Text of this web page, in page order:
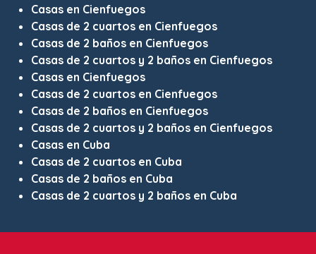
Casas en Cienfuegos
Casas de 2 cuartos en Cienfuegos
Casas de 2 baños en Cienfuegos
Casas de 2 cuartos y 2 baños en Cienfuegos
Casas en Cienfuegos
Casas de 2 cuartos en Cienfuegos
Casas de 2 baños en Cienfuegos
Casas de 2 cuartos y 2 baños en Cienfuegos
Casas en Cuba
Casas de 2 cuartos en Cuba
Casas de 2 baños en Cuba
Casas de 2 cuartos y 2 baños en Cuba